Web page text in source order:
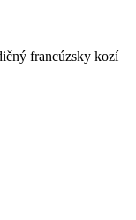
francúzsky kozí